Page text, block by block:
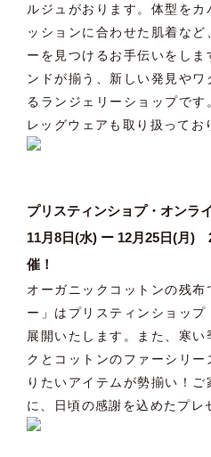
ルジュがおります。体型を
ッションに合わせた肌着な
ーを見つけるお手伝いをし
ンドが揃う、新しい発見や
るランジェリーショップで
レッグウェアも取り扱ってお
プリスティンショプ・オンラ
11月8日(水) ー 12月25日(月)
催！
オーガニックコットンの残布
ー」はプリスティンショッ
展開いたします。また、寒
クとコットンのファーシリ
りたいアイテムが勢揃い！
に、日頃の感謝を込めたプレ